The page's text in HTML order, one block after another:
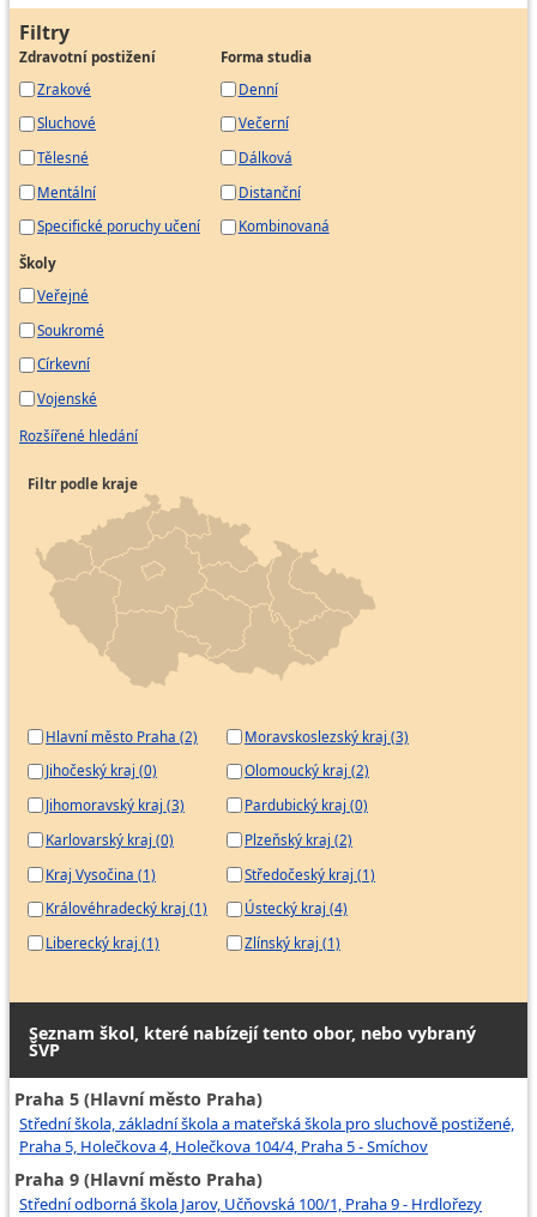
Filtry
Zdravotní postižení
Zrakové
Sluchové
Tělesné
Mentální
Specifické poruchy učení
Forma studia
Denní
Večerní
Dálková
Distanční
Kombinovaná
Školy
Veřejné
Soukromé
Církevní
Vojenské
Rozšířené hledání
Filtr podle kraje
Hlavní město Praha (2)
Jihočeský kraj (0)
Jihomoravský kraj (3)
Karlovarský kraj (0)
Kraj Vysočina (1)
Královéhradecký kraj (1)
Liberecký kraj (1)
Moravskoslezský kraj (3)
Olomoucký kraj (2)
Pardubický kraj (0)
Plzeňský kraj (2)
Středočeský kraj (1)
Ústecký kraj (4)
Zlínský kraj (1)
Seznam škol, které nabízejí tento obor, nebo vybraný
ŠVP
Praha 5 (Hlavní město Praha)
Střední škola, základní škola a mateřská škola pro sluchově postižené,
Praha 5, Holečkova 4, Holečkova 104/4, Praha 5 - Smíchov
Praha 9 (Hlavní město Praha)
Střední odborná škola Jarov, Učňovská 100/1, Praha 9 - Hrdlořezy